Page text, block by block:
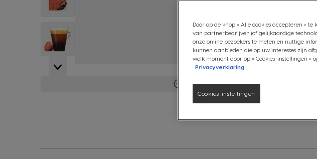
View larger image
Meer informatie
Door op de knop « Alle cookies accepteren »
van partnerbedrijven (of gelijkaardige
onze online bezoekers te meten en nuttige
kunnen aanbieden die op uw interesses zijn
welk moment door op « Cookies-instellingen »
Privacyverklaring
Cookies-instellingen